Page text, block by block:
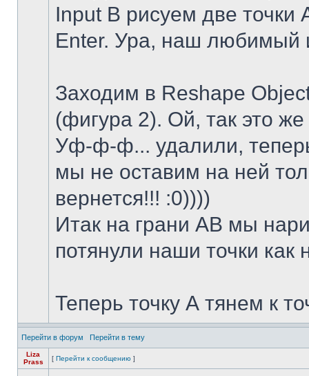
Input B рисуем две
Enter. Ура, наш любимый
Заходим в Reshape
(фигура 2). Ой, так это
Уф-ф-ф... удалили,
мы не оставим на ней
вернется!!! :0))))
Итак на грани АВ мы
потянули наши точки
Теперь точку А тянем к
Перейти в форум Перейти в тему
Liza
Prass
[ Перейти к сообщению ]